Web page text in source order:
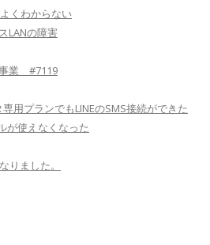
くわからない
LANの障害
事業 #7119
用プランでもLINEのSMS接続ができた
使えなくなった
りました。